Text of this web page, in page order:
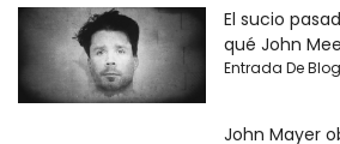
El sucio
qué John
Entrada De
John Mayer